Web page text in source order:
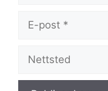
Nettsted